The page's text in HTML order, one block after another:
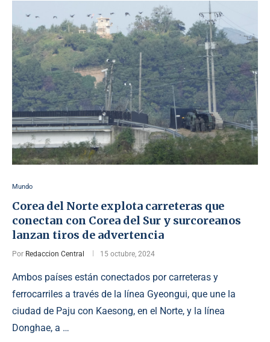
Mundo
Corea del Norte explota carreteras que
conectan con Corea del Sur y surcoreanos
lanzan tiros de advertencia
Por Redaccion Central 15 octubre, 2024
Ambos países están conectados por carreteras y
ferrocarriles a través de la línea Gyeongui, que une la
ciudad de Paju con Kaesong, en el Norte, y la línea
Donghae, a …